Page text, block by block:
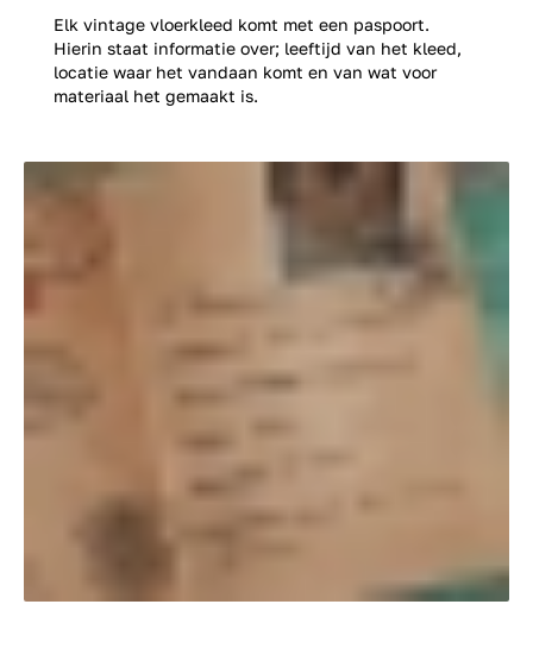
Elk vintage vloerkleed komt met een paspoort.
Hierin staat informatie over; leeftijd van het kleed,
locatie waar het vandaan komt en van wat voor
materiaal het gemaakt is.